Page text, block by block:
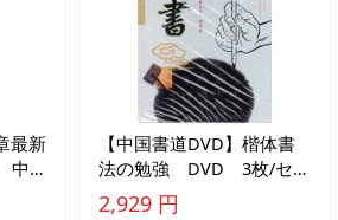
最新
中
【中国書道DVD】楷体書
法の勉強 DVD 3枚/セッ
ト 楷
2,929 円